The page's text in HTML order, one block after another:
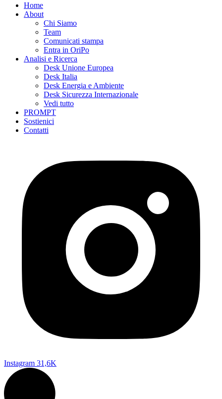
Home
About
Chi Siamo
Team
Comunicati stampa
Entra in OriPo
Analisi e Ricerca
Desk Unione Europea
Desk Italia
Desk Energia e Ambiente
Desk Sicurezza Internazionale
Vedi tutto
PROMPT
Sostienici
Contatti
Instagram 31,6K